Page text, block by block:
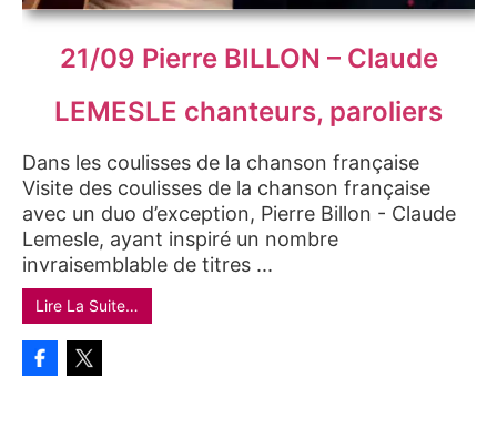
21/09 Pierre BILLON – Claude
LEMESLE chanteurs, paroliers
Dans les coulisses de la chanson française
Visite des coulisses de la chanson française
avec un duo d’exception, Pierre Billon - Claude
Lemesle, ayant inspiré un nombre
invraisemblable de titres ...
Lire La Suite…